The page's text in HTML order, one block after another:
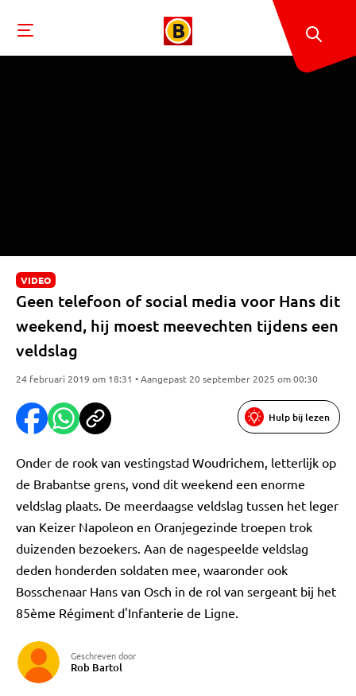
VIDEO
Geen telefoon of social media voor Hans dit
weekend, hij moest meevechten tijdens een
veldslag
24 februari 2019 om 18:31 • Aangepast 20 september 2025 om 00:30
Hulp bij lezen
Onder de rook van vestingstad Woudrichem, letterlijk op
de Brabantse grens, vond dit weekend een enorme
veldslag plaats. De meerdaagse veldslag tussen het leger
van Keizer Napoleon en Oranjegezinde troepen trok
duizenden bezoekers. Aan de nagespeelde veldslag
deden honderden soldaten mee, waaronder ook
Bosschenaar Hans van Osch in de rol van sergeant bij het
85ème Régiment d'Infanterie de Ligne.
Geschreven door
Rob Bartol